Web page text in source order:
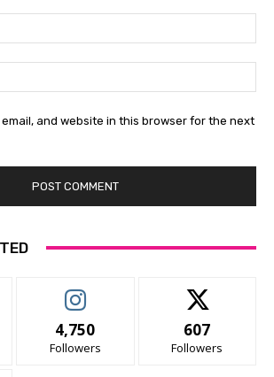
email, and website in this browser for the next
4,750
Followers
607
Followers